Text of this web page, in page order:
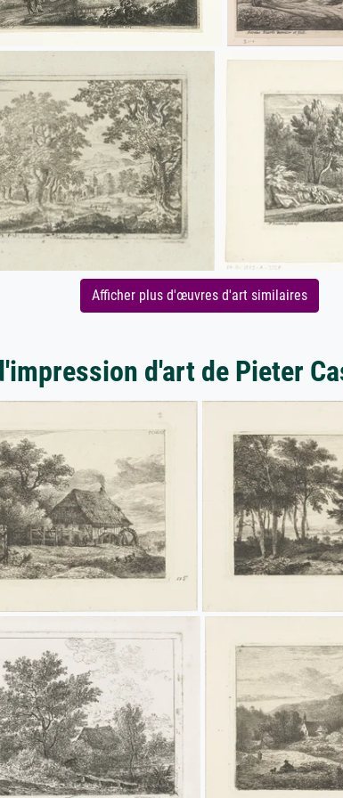
Afficher plus d'œuvres d'art similaires
d'art de Pieter